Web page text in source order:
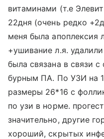
витаминами (т.е
22дня (очень редко
меня была апоплексия
+ушивание л.я.
была связана в связи с
бурным ПА. По УЗИ на
размеры 26*16 с
по узи в норме.
значительно, другие
хороший, скрытых